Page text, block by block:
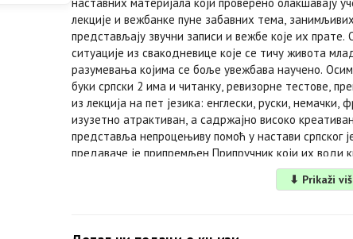
лекције и вежбанке пуне забавних тема,
представљају звучни записи и вежбе које их
ситуације из свакодневице које се тичу живота
разумевања којима се боље увежбава научено.
буки српски 2 има и читанку, ревизорне тестове,
из лекција на пет језика: енглески, руски,
изузетно атрактиван, а садржајно високо
представља непроцењиву помоћ у настави српског
предаваче је припремљен Припручник који их води
српски у ијекавској варијанти, обезбеђени су
⬇ Prikaži